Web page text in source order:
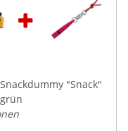
"Snack"